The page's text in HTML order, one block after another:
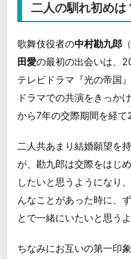
二人の馴れ初めは
歌舞伎役者の中村勘九郎
田愛の最初の出会いは、
テレビドラマ『光の帝国
ドラマでの共演をきっか
から7年の交際期間を経て
二人共あまり結婚願望を
が、勘九郎は交際をはじ
したいと思うようになり
んなことがあった時に、
とで一緒にいたいと思う
ちなみにお互いの第一印